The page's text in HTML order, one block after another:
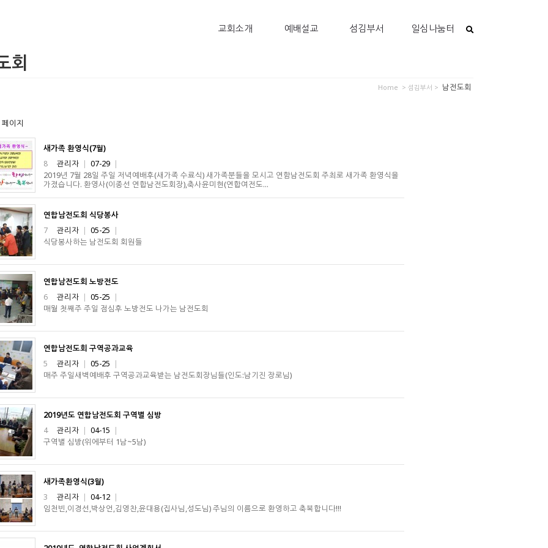
일심나눔터
섬김부서
예배설교
교회소개
회
남전도회
> 섬김부서 >
Home
이지
새가족 환영식(7월)
8
관리자 | 07-29 |
2019년 7월 28일 주일 저녁예배후(새가족 수료식) 새가족분들을 모시고 연함남전도회 주최로 새가족 환영식을
가졌습니다. 환영사(이종선 연합남전도회장),축사윤미현(연합여전도…
연합남전도회 식당봉사
7
관리자 | 05-25 |
식당봉사하는 남전도회 회원들
연합남전도회 노방전도
6
관리자 | 05-25 |
매월 첫째주 주일 점심후 노방전도 나가는 남전도회
연합남전도회 구역공과교육
5
관리자 | 05-25 |
매주 주일새벽예배후 구역공과교육받는 남전도회장님들(인도:남기진 장로님)
2019년도 연합남전도회 구역별 심방
4
관리자 | 04-15 |
구역별 심방(위에부터 1남~5남)
새가족환영식(3월)
3
관리자 | 04-12 |
임천빈,이경선,박상언,김영찬,윤대용(집사님,성도님) 주님의 이름으로 환영하고 축복합니다!!!